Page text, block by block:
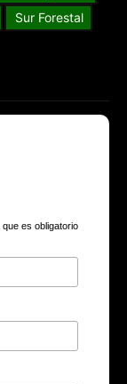
Sur Forestal
que es obligatorio